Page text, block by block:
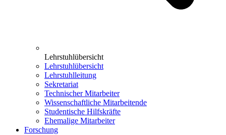
Lehrstuhlübersicht
Lehrstuhlübersicht
Lehrstuhlleitung
Sekretariat
Technischer Mitarbeiter
Wissenschaftliche Mitarbeitende
Studentische Hilfskräfte
Ehemalige Mitarbeiter
Forschung